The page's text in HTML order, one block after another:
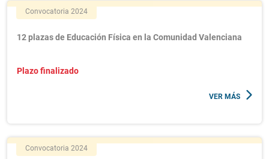
Convocatoria 2024
12 plazas de Educación Física en la Comunidad Valenciana
Plazo finalizado
VER MÁS
Convocatoria 2024